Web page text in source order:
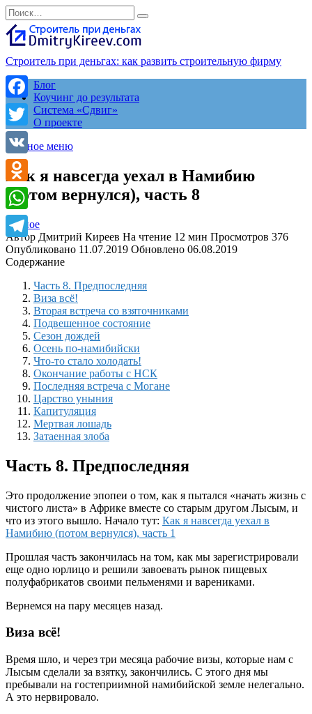
Перейти
к
содержанию
Search
for:
Строитель при деньгах: как развить строительную фирму
Блог
Коучинг до результата
Система «Сдвиг»
О проекте
Главное меню
Как я навсегда уехал в Намибию
(потом вернулся), часть 8
разное
Автор Дмитрий Киреев На чтение 12 мин Просмотров 376
Опубликовано 11.07.2019 Обновлено 06.08.2019
Содержание
Часть 8. Предпоследняя
Виза всё!
Вторая встреча со взяточниками
Подвешенное состояние
Сезон дождей
Осень по-намибийски
Что-то стало холодать!
Окончание работы с НСК
Последняя встреча с Могане
Царство уныния
Капитуляция
Мертвая лошадь
Затаенная злоба
Часть 8. Предпоследняя
Это продолжение эпопеи о том, как я пытался «начать жизнь с
чистого листа» в Африке вместе со старым другом Лысым, и
что из этого вышло. Начало тут: Как я навсегда уехал в
Намибию (потом вернулся), часть 1
Прошлая часть закончилась на том, как мы зарегистрировали
еще одно юрлицо и решили завоевать рынок пищевых
полуфабрикатов своими пельменями и варениками.
Вернемся на пару месяцев назад.
Виза всё!
Время шло, и через три месяца рабочие визы, которые нам с
Лысым сделали за взятку, закончились. С этого дня мы
пребывали на гостеприимной намибийской земле нелегально.
А это нервировало.
Facebook
Twitter
VK
Odnoklassniki
WhatsApp
Telegram